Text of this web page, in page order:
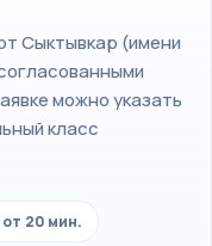
Сыктывкар (имени
можно указать
класс
20 мин.